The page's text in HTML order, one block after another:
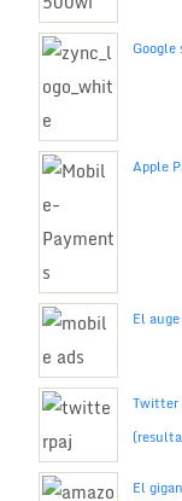
Apple
El
Twitter
El